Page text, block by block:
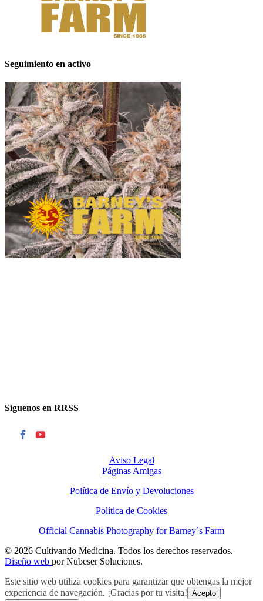
Seguimiento en activo
Síguenos en RRSS
Aviso Legal
Páginas Amigas
Política de Envío y Devoluciones
Política de Cookies
Official Cannabis Photography for Barney´s Farm
© 2026 Cultivando Medicina. Todos los derechos reservados.
Diseño web por Nubeser Soluciones.
Este sitio web utiliza cookies para garantizar que obtengas la mejor
experiencia de navegación. ¡Gracias por tu visita! Acepto